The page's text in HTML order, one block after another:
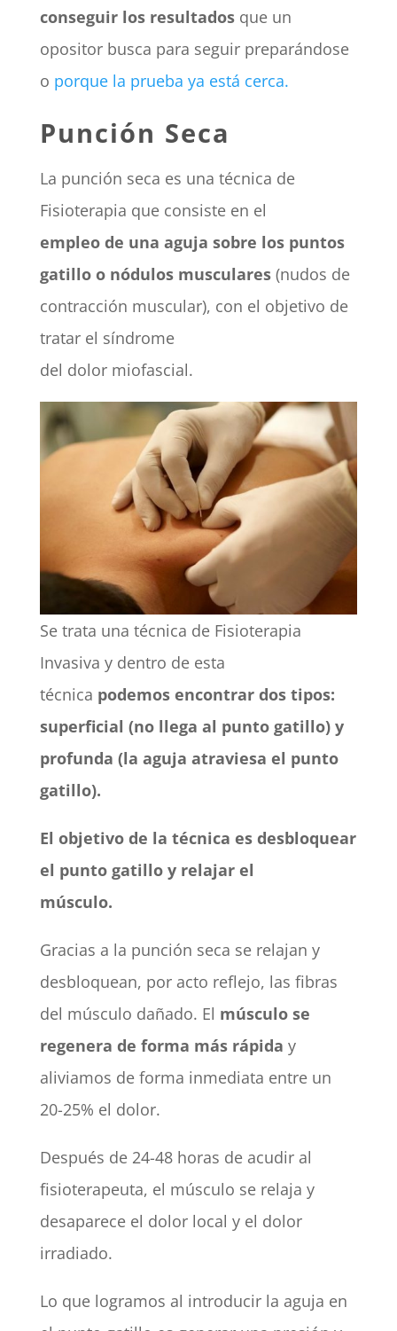
conseguir los resultadosque un
opositor busca para seguir preparándose
o porque la prueba ya está cerca.
Punción Seca
La punción seca es una técnica de
Fisioterapia que consiste en el
empleo de una aguja sobre los puntos
gatillo o nódulos musculares(nudos de
contracción muscular), con el objetivo de
tratar el síndrome
del dolor miofascial.
Se trata una técnica de Fisioterapia
Invasiva y dentro de esta
técnica podemos encontrar dos tipos:
superficial (no llega al punto gatillo) y
profunda (la aguja atraviesa el punto
gatillo).
El objetivo de la técnica es desbloquear
el punto gatillo y relajar el
músculo.
Gracias a la punción seca se relajan y
desbloquean, por acto reflejo, las fibras
del músculo dañado. El músculo se
regenera de forma más rápida y
aliviamos de forma inmediata entre un
20-25% el dolor.
Después de 24-48 horas de acudir al
fisioterapeuta, el músculo se relaja y
desaparece el dolor local y el dolor
irradiado.
Lo que logramos al introducir la aguja en